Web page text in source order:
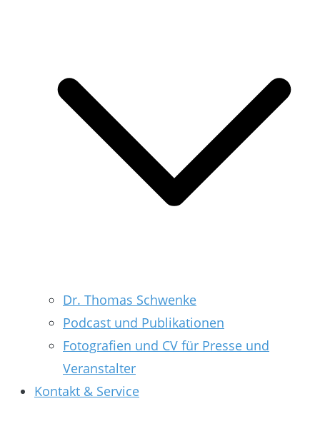
Dr. Thomas Schwenke
Podcast und Publikationen
Fotografien und CV für Presse und
Veranstalter
Kontakt & Service